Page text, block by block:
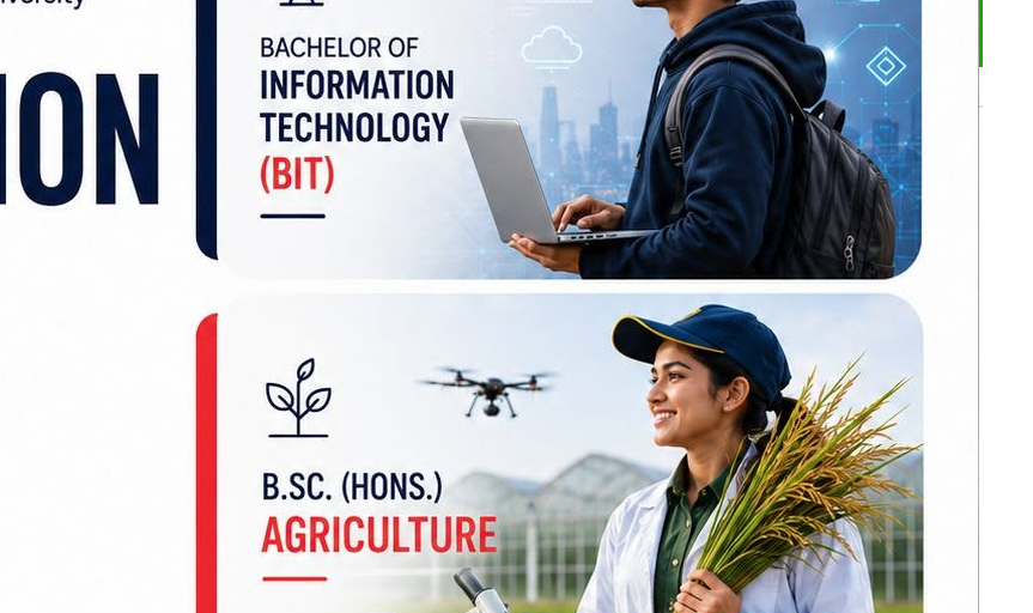
लहानस्थित शिलान्यास भइसकेको ठाउँमै डा. भीमराव
मुख्यमन्त्री तथा मन्त्रिपरिषद्को कार्यालयमा भेट्दै उनीहरूले
गरिएको लहान–७, सलहेस फूलबारी नजिकको १० धुर
भर्खरै
मोर्चा सत्ताको लागि
होइन, सङ्घर्षका
लागि बनेको हो :
सीके राउत
नेपाल प्रिमियर लिग :
हरमित सिंह जनकपुर
बोल्ट्सको कप्तान
कांग्रेसको आत्मा नमर्ने
गरी एकताबद्ध
बनाउँछौँ: गगन थापा